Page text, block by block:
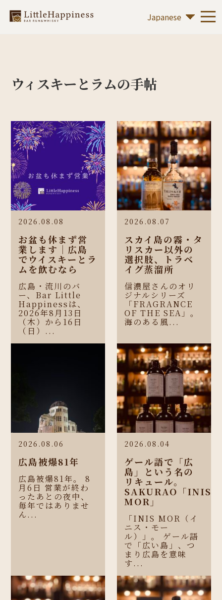
ウィスキーとラムの手帖
2026.08.08
お盆も休まず営
業します｜広島
でウイスキーとラ
ムを飲むなら
広島・流川のバ
ー、Bar Little
Happinessは、
2026年8月13日
（木）から16日
（日）...
2026.08.07
スカイ島の霧・タ
リスカー以外の
選択肢、トラベ
イグ蒸溜所
信濃屋さんのオリ
ジナルシリーズ
「FRAGRANCE
OF THE SEA」。
海のある風...
2026.08.06
広島被爆81年
広島被爆81年。 8
月6日 営業が終わ
ったあとの夜中、
毎年ではありませ
ん...
2026.08.04
ゲール語で「広
島」という名の
リキュール。
SAKURAO「INIS
MOR」
「INIS MOR（イ
ニス・モー
ル）」。 ゲール語
で「広い島」、つ
まり広島を意味
す...